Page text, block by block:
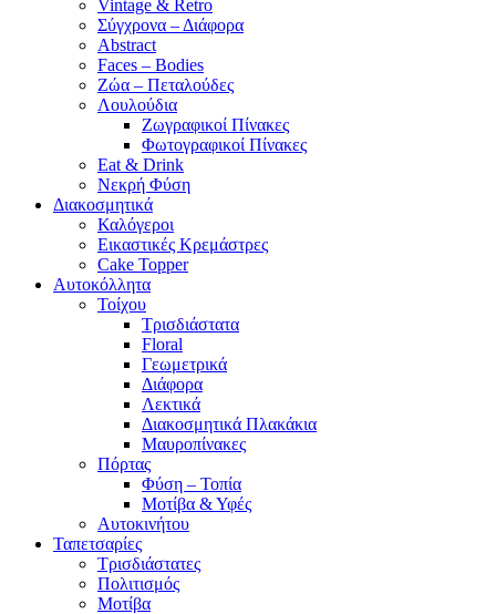
Vintage & Retro
Σύγχρονα – Διάφορα
Abstract
Faces – Bodies
Ζώα – Πεταλούδες
Λουλούδια
Ζωγραφικοί Πίνακες
Φωτογραφικοί Πίνακες
Eat & Drink
Νεκρή Φύση
Διακοσμητικά
Καλόγεροι
Εικαστικές Κρεμάστρες
Cake Topper
Αυτοκόλλητα
Τοίχου
Τρισδιάστατα
Floral
Γεωμετρικά
Διάφορα
Λεκτικά
Διακοσμητικά Πλακάκια
Μαυροπίνακες
Πόρτας
Φύση – Τοπία
Μοτίβα & Υφές
Αυτοκινήτου
Ταπετσαρίες
Τρισδιάστατες
Πολιτισμός
Μοτίβα